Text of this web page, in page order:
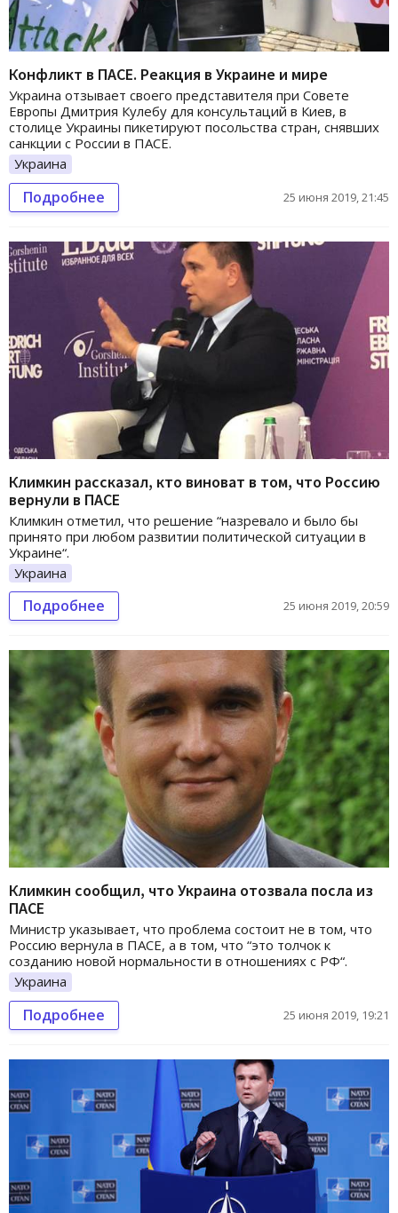
Конфликт в ПАСЕ. Реакция в Украине и мире
Украина отзывает своего представителя при Совете
Европы Дмитрия Кулебу для консультаций в Киев, в
столице Украины пикетируют посольства стран, снявших
санкции с России в ПАСЕ.
Украина
Подробнее 25 июня 2019, 21:45
Климкин рассказал, кто виноват в том, что Россию
вернули в ПАСЕ
Климкин отметил, что решение “назревало и было бы
принято при любом развитии политической ситуации в
Украине“.
Украина
Подробнее 25 июня 2019, 20:59
Климкин сообщил, что Украина отозвала посла из
ПАСЕ
Министр указывает, что проблема состоит не в том, что
Россию вернула в ПАСЕ, а в том, что “это толчок к
созданию новой нормальности в отношениях с РФ“.
Украина
Подробнее 25 июня 2019, 19:21